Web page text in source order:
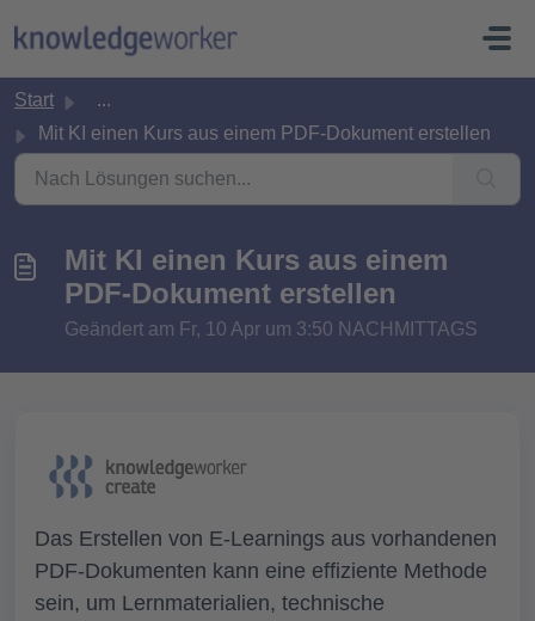
Start
...
Mit KI einen Kurs aus einem PDF-Dokument erstellen
Mit KI einen Kurs aus einem
PDF-Dokument erstellen
Geändert am Fr, 10 Apr um 3:50 NACHMITTAGS
Das Erstellen von E-Learnings aus vorhandenen
PDF-Dokumenten kann eine effiziente Methode
sein, um Lernmaterialien, technische